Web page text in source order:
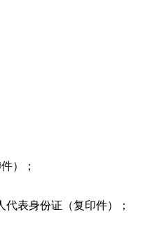
）；
表身份证（复印件）；